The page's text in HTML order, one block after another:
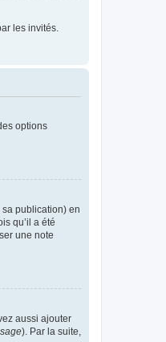
les invités.
options
publication) en
qu’il a été
une note
aussi ajouter
). Par la suite,